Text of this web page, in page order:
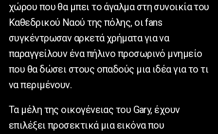
χώρου που θα μπει το άγαλμα στη συνοικία του
Καθεδρικού Ναού της πόλης, οι fans
συγκέντρωσαν αρκετά χρήματα για να
παραγγείλουν ένα πήλινο προσωρινό μνημείο
που θα δώσει στους οπαδούς μια ιδέα για το τι
να περιμένουν.
Τα μέλη της οικογένειας του Gary, έχουν
επιλέξει προσεκτικά μια εικόνα που